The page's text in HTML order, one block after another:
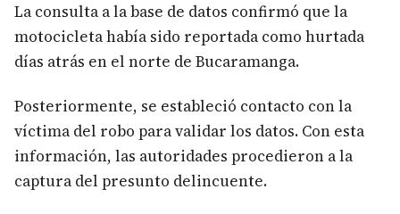
La consulta a la base de datos confirmó que la
motocicleta había sido reportada como hurtada
días atrás en el norte de Bucaramanga.
Posteriormente, se estableció contacto con la
víctima del robo para validar los datos. Con esta
información, las autoridades procedieron a la
captura del presunto delincuente.